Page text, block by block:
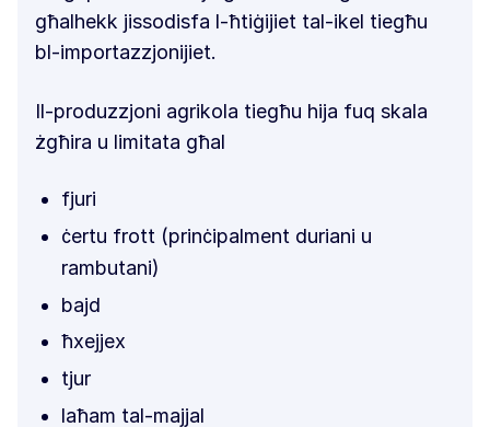
għalhekk jissodisfa l-ħtiġijiet tal-ikel tiegħu
bl-importazzjonijiet.
Il-produzzjoni agrikola tiegħu hija fuq skala
żgħira u limitata għal
fjuri
ċertu frott (prinċipalment duriani u
rambutani)
bajd
ħxejjex
tjur
laħam tal-majjal